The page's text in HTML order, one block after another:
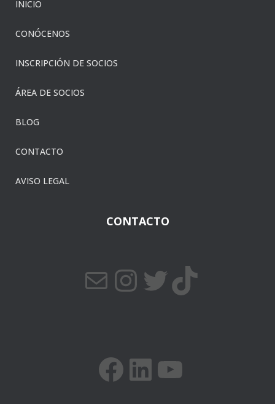
INICIO
CONÓCENOS
INSCRIPCIÓN DE SOCIOS
ÁREA DE SOCIOS
BLOG
CONTACTO
AVISO LEGAL
CONTACTO
CORREO ELECTRÓNICO INSTAGRAM TWITTER
FACEBOOK LINKEDIN